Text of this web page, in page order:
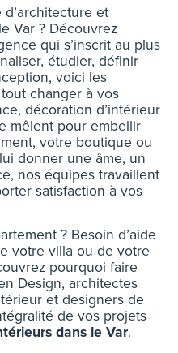
et
Var ? Découvrez
qui s’inscrit au plus
étudier, définir
voici les
changer à vos
décoration d’intérieur
mêlent pour embellir
votre boutique ou
donner une âme, un
nos équipes travaillent
satisfaction à vos
? Besoin d’aide
votre villa ou de votre
pourquoi faire
Design, architectes
et designers de
de vos projets
dans le Var.